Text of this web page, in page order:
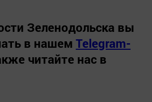
Зеленодольска вы
в нашем Telegram-
читайте нас в